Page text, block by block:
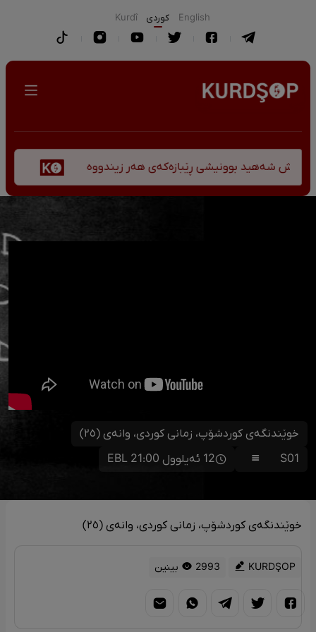
English كوردی Kurdî
خوێندنگەی کوردشۆپ، زمانی کوردی، وانەی (٢٥)
S01
12 ئەیلوول 21:00 EBL
خوێندنگەی کوردشۆپ، زمانی کوردی، وانەی (٢٥)
KURDŞOP 2993 بینین